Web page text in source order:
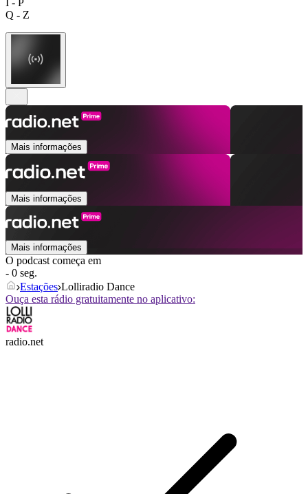
Q - Z
Mais informações
Mais informações
Mais informações
O podcast começa em
- 0 seg.
Estações Lolliradio Dance
Ouça esta rádio gratuitamente no aplicativo:
radio.net